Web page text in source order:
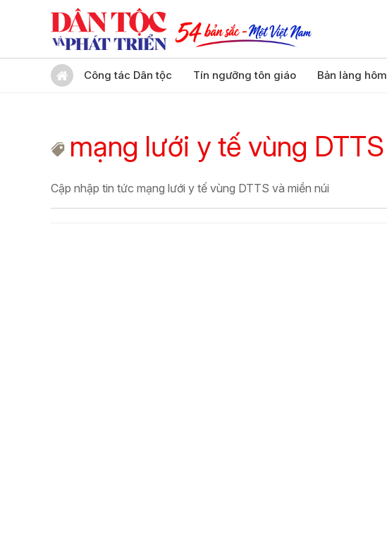
Công tác Dân tộc Tín ngưỡng tôn giáo Bản làng
mạng lưới y tế vùng
Cập nhập tin tức mạng lưới y tế vùng DTTS và miền núi